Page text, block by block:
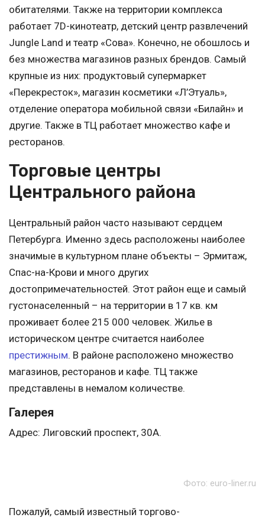
обитателями. Также на территории комплекса
работает 7D-кинотеатр, детский центр развлечений
Jungle Land и театр «Сова». Конечно, не обошлось и
без множества магазинов разных брендов. Самый
крупные из них: продуктовый супермаркет
«Перекресток», магазин косметики «Л’Этуаль»,
отделение оператора мобильной связи «Билайн» и
другие. Также в ТЦ работает множество кафе и
ресторанов.
Торговые центры
Центрального района
Центральный район часто называют сердцем
Петербурга. Именно здесь расположены наиболее
значимые в культурном плане объекты – Эрмитаж,
Спас-на-Крови и много других
достопримечательностей. Этот район еще и самый
густонаселенный – на территории в 17 кв. км
проживает более 215 000 человек. Жилье в
историческом центре считается наиболее
престижным. В районе расположено множество
магазинов, ресторанов и кафе. ТЦ также
представлены в немалом количестве.
Галерея
Адрес: Лиговский проспект, 30А.
Фото: euro-liner.ru
Пожалуй, самый известный торгово-